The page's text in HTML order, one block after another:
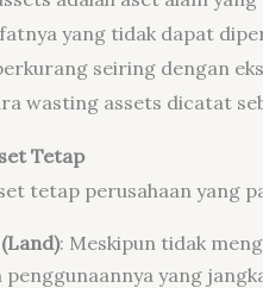
yang tidak dapat
seiring dengan
wasting assets dicatat
Tetap
tetap perusahaan yang
: Meskipun tidak
penggunaannya yang